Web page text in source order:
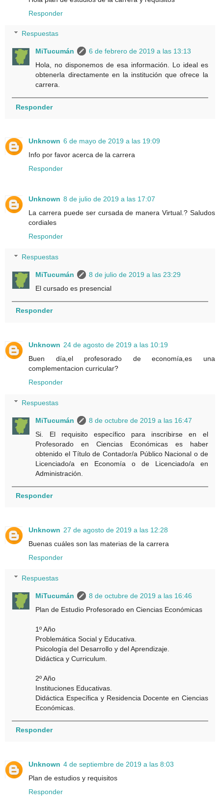
Responder
Respuestas
MiTucumán
6 de febrero de 2019 a las 13:13
Hola, no disponemos de esa información. Lo ideal es
obtenerla directamente en la institución que ofrece la
carrera.
Responder
Unknown 6 de mayo de 2019 a las 19:09
Info por favor acerca de la carrera
Responder
Unknown 8 de julio de 2019 a las 17:07
La carrera puede ser cursada de manera Virtual.? Saludos
cordiales
Responder
Respuestas
MiTucumán
8 de julio de 2019 a las 23:29
El cursado es presencial
Responder
Unknown 24 de agosto de 2019 a las 10:19
Buen día,el profesorado de economía,es una
complementacion curricular?
Responder
Respuestas
MiTucumán
8 de octubre de 2019 a las 16:47
Si. El requisito específico para inscribirse en el
Profesorado en Ciencias Económicas es haber
obtenido el Título de Contador/a Público Nacional o de
Licenciado/a en Economía o de Licenciado/a en
Administración.
Responder
Unknown 27 de agosto de 2019 a las 12:28
Buenas cuáles son las materias de la carrera
Responder
Respuestas
MiTucumán
8 de octubre de 2019 a las 16:46
Plan de Estudio Profesorado en Ciencias Económicas
1º Año
Problemática Social y Educativa.
Psicología del Desarrollo y del Aprendizaje.
Didáctica y Curriculum.
2º Año
Instituciones Educativas.
Didáctica Específica y Residencia Docente en Ciencias
Económicas.
Responder
Unknown 4 de septiembre de 2019 a las 8:03
Plan de estudios y requisitos
Responder